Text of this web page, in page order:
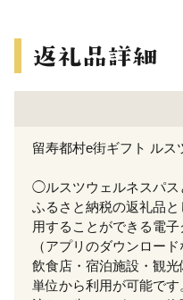
留寿都村e街ギフト ルス
◯ルスツウェルネスパス
ふるさと納税の返礼品
用することができる電子
（アプリのダウンロー
飲食店・宿泊施設・観
単位から利用が可能です